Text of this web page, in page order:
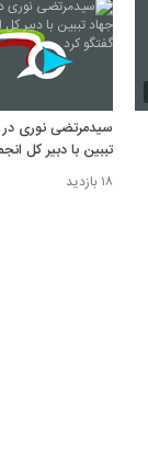
سیدمرتضی نوری
تببین با دبیر کل
گفتگو کرد
۱۸ بازدید